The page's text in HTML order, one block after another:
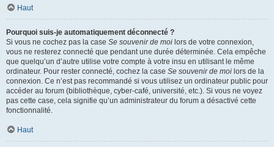
Haut
Pourquoi suis-je automatiquement déconnecté ?
Si vous ne cochez pas la case Se souvenir de moi lors de votre connexion,
vous ne resterez connecté que pendant une durée déterminée. Cela empêche
que quelqu’un d’autre utilise votre compte à votre insu en utilisant le même
ordinateur. Pour rester connecté, cochez la case Se souvenir de moi lors de la
connexion. Ce n’est pas recommandé si vous utilisez un ordinateur public pour
accéder au forum (bibliothèque, cyber-café, université, etc.). Si vous ne voyez
pas cette case, cela signifie qu’un administrateur du forum a désactivé cette
fonctionnalité.
Haut